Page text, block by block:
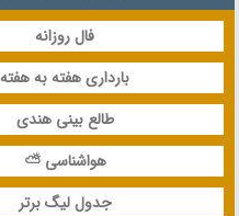
فال روزانه
بارداری هفته به هفته
طالع بینی هندی
هواشناسی ⛅
جدول لیگ برتر